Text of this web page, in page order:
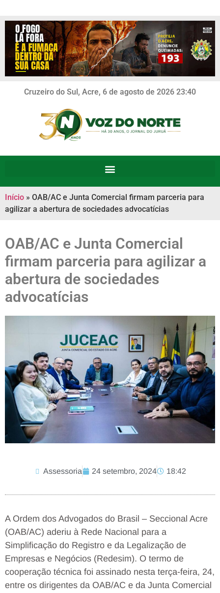
Cruzeiro do Sul, Acre, 6 de agosto de 2026 23:40
Início » OAB/AC e Junta Comercial firmam parceria para
agilizar a abertura de sociedades advocatícias
OAB/AC e Junta Comercial
firmam parceria para agilizar a
abertura de sociedades
advocatícias
Assessoria 24 setembro, 2024 18:42
A Ordem dos Advogados do Brasil – Seccional Acre
(OAB/AC) aderiu à Rede Nacional para a
Simplificação do Registro e da Legalização de
Empresas e Negócios (Redesim). O termo de
cooperação técnica foi assinado nesta terça-feira, 24,
entre os dirigentes da OAB/AC e da Junta Comercial